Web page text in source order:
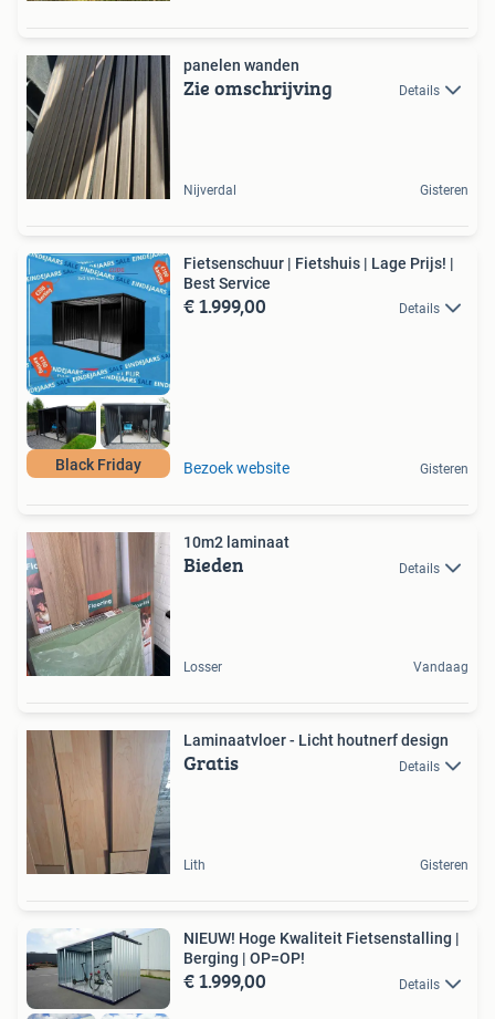
panelen wanden
Zie omschrijving Details
Nijverdal Gisteren
Black Friday
Fietsenschuur | Fietshuis | Lage Prijs! |
Best Service
€ 1.999,00 Details
Bezoek website Gisteren
10m2 laminaat
Bieden Details
Losser Vandaag
Laminaatvloer - Licht houtnerf design
Gratis Details
Lith Gisteren
NIEUW! Hoge Kwaliteit Fietsenstalling |
Berging | OP=OP!
€ 1.999,00 Details